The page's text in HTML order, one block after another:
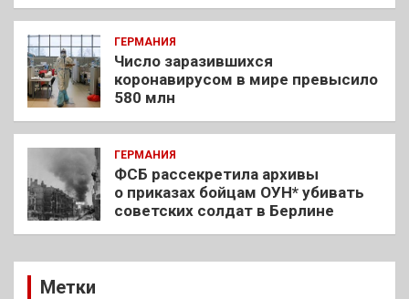
ГЕРМАНИЯ
Число заразившихся
коронавирусом в мире превысило
580 млн
ГЕРМАНИЯ
ФСБ рассекретила архивы
о приказах бойцам ОУН* убивать
советских солдат в Берлине
Метки